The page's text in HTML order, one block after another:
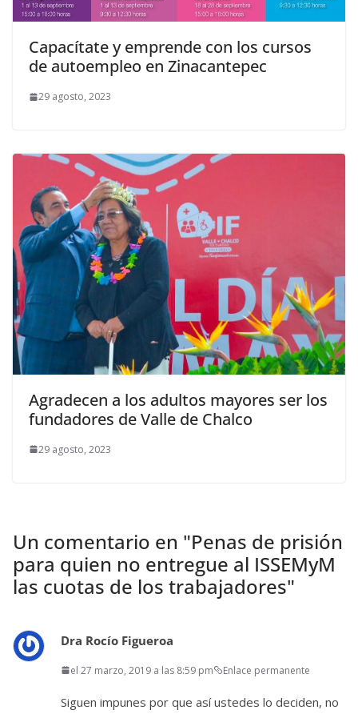
Capacítate y emprende con los cursos
de autoempleo en Zinacantepec
29 agosto, 2023
Agradecen a los adultos mayores ser los
fundadores de Valle de Chalco
29 agosto, 2023
Un comentario en "Penas de prisión
para quien no entregue al ISSEMyM
las cuotas de los trabajadores"
Dra Rocío Figueroa
el 27 marzo, 2019 a las 8:59 pm Enlace permanente
Siguen impunes por que así ustedes lo deciden, no